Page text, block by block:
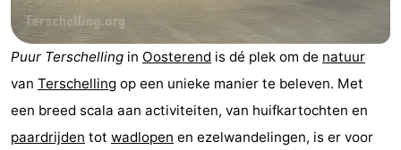
Appartementen
-
Kaap
-
Puur Terschelling in Oosterend is dé plek om de natuur
van Terschelling op een unieke manier te beleven. Met
een breed scala aan activiteiten, van huifkartochten en
paardrijden tot wadlopen en ezelwandelingen, is er voor